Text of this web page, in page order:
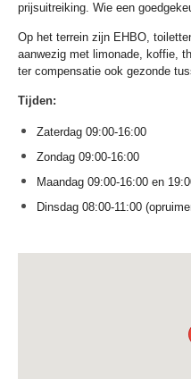
prijsuitreiking. Wie een
Op het terrein zijn EHBO,
aanwezig met limonade, koffie,
ter compensatie ook gezonde
Tijden:
Zaterdag 09:00-16:00
Zondag 09:00-16:00
Maandag 09:00-16:00 en
Dinsdag 08:00-11:00